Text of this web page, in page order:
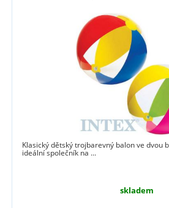
Klasický dětský trojbarevný balon ve dvou
ideální společník na ...
skladem